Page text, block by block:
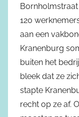
120
aan een
Kranenburg
buiten het
bleek dat ze
stapte
recht op ze af.